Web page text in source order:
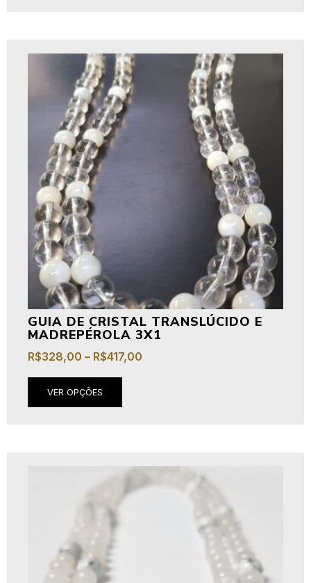
GUIA DE CRISTAL TRANSLÚCIDO E
MADREPÉROLA 3X1
R$328,00 – R$417,00
VER OPÇÕES